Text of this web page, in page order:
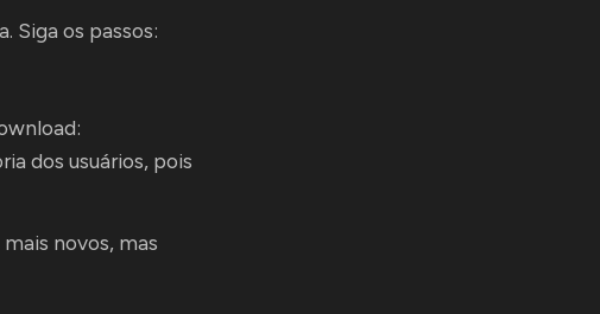
Siga os passos:
dos usuários, pois
novos, mas